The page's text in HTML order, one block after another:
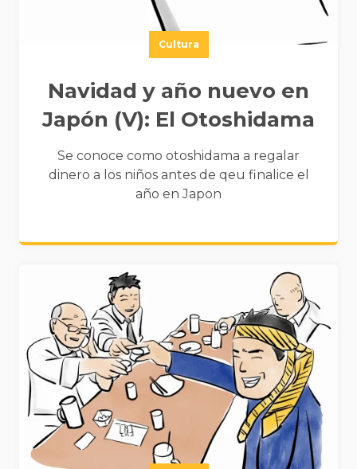
Cultura
Navidad y año nuevo en
Japón (V): El Otoshidama
Se conoce como otoshidama a regalar
dinero a los niños antes de qeu finalice el
año en Japon